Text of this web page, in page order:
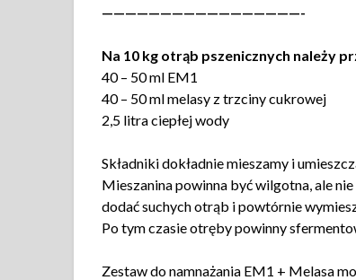
—————————————————-
Na 10 kg otrąb pszenicznych należy
40 – 50 ml EM1
40 – 50 ml melasy z trzciny cukrowej
2,5 litra ciepłej wody
Składniki dokładnie mieszamy i
Mieszanina powinna być wilgotna, ale
dodać suchych otrąb i powtórnie
Po tym czasie otręby powinny
Zestaw do namnażania EM1 + Melasa